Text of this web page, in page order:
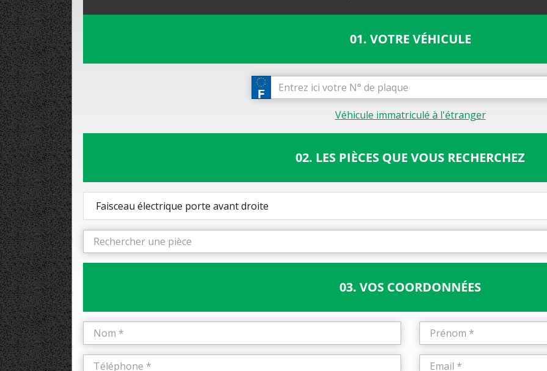
01. VOTRE VÉHICULE
Véhicule immatriculé à l'étranger
02. LES PIÈCES QUE VOUS RECHERCHEZ
Faisceau électrique porte avant droite
03. VOS COORDONNÉES